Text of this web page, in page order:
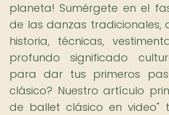
planeta! Sumérgete en el
de las danzas tradicionales,
historia, técnicas,
profundo significado
para dar tus primeros
clásico? Nuestro artículo
de ballet clásico en video"